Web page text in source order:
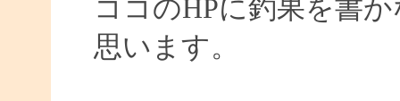
ココのHPに釣果を書
思います。